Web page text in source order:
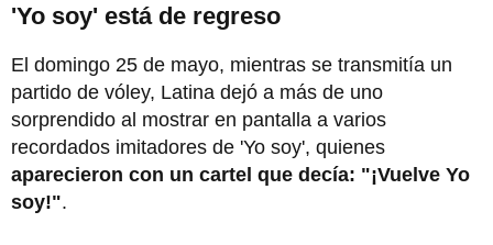
'Yo soy' está de regreso
El domingo 25 de mayo, mientras se transmitía un
partido de vóley, Latina dejó a más de uno
sorprendido al mostrar en pantalla a varios
recordados imitadores de 'Yo soy', quienes
aparecieron con un cartel que decía: "¡Vuelve Yo
soy!".